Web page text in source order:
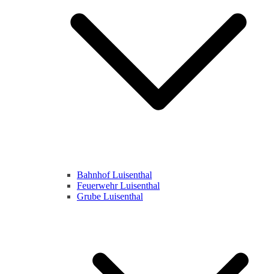
Bahnhof Luisenthal
Feuerwehr Luisenthal
Grube Luisenthal